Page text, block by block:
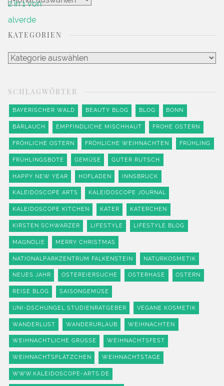
Archiv
KATEGORIEN
Kategorien
SCHLAGWÖRTER
BAYERISCHER WALD BEAUTY BLOG BLOG BONN
BÄRLAUCH EMPFINDLICHE MISCHHAUT FROHE OSTERN
FRÖHLICHE OSTERN FRÖHLICHE WEIHNACHTEN FRÜHLING
FRÜHLINGSBOTE GEMÜSE GUTER RUTSCH
HAPPY NEW YEAR HOFLADEN INNSBRUCK
KALEIDOSCOPE ARTS KALEIDOSCOPE JOURNAL
KALEIDOSCOPE KITCHEN KATER KATERCHEN
KIRSTEN SCHWARZER LIFESTYLE LIFESTYLE BLOG
MAGNOLIE MERRY CHRISTMAS
NATIONALPARKZENTRUM FALKENSTEIN NATURKOSMETIK
NEUES JAHR OSTEREIERSUCHE OSTERHASE OSTERN
REISE BLOG SAISONGEMÜSE
UNI-DSCHUNGEL STUDIENRATGEBER VEGANE KOSMETIK
WANDERLUST WANDERURLAUB WEIHNACHTEN
WEIHNACHTLICHE GRÜSSE WEIHNACHTSFEST
WEIHNACHTSPLÄTZCHEN WEIHNACHTSTAGE
WWW.KALEIDOSCOPE-ARTS.DE